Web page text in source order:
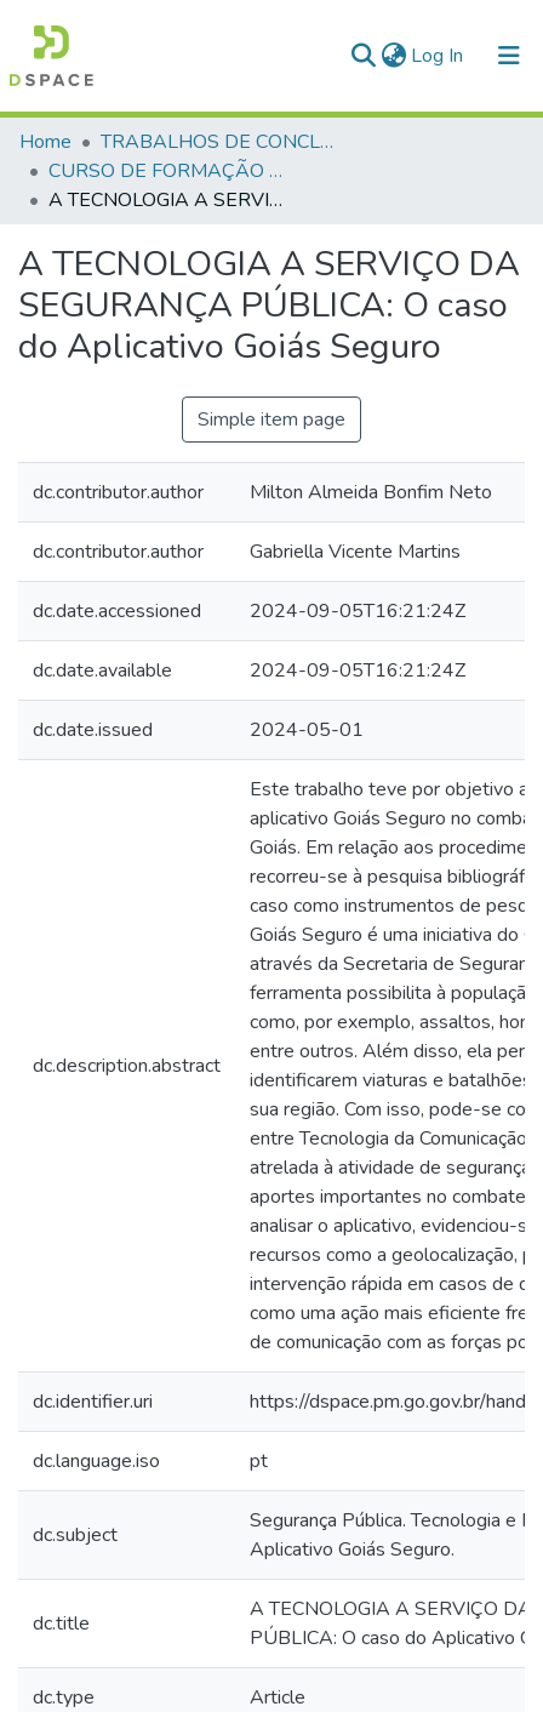
Log In (current)
Communities & Collections
All of DSpace
Home
TRABALHOS DE CONCLUSÃO DE CURSO - CFP (CURSO DE FORMAÇÃO DE PRAÇAS)
CURSO DE FORMAÇÃO DE PRAÇAS - CFP - 2024
A TECNOLOGIA A SERVIÇO DA SEGURANÇA PÚBLICA: O caso do Aplicativo Goiás Seguro
A TECNOLOGIA A SERVIÇO DA
SEGURANÇA PÚBLICA: O caso
do Aplicativo Goiás Seguro
Simple item page
dc.contributor.author Milton Almeida Bonfim Neto
dc.contributor.author Gabriella Vicente Martins
dc.date.accessioned 2024-09-05T16:21:24Z
dc.date.available 2024-09-05T16:21:24Z
dc.date.issued 2024-05-01
dc.description.abstract
Este trabalho teve por objetivo
aplicativo Goiás Seguro no
Goiás. Em relação aos
recorreu-se à pesquisa
caso como instrumentos de
Goiás Seguro é uma iniciativa do
através da Secretaria de
ferramenta possibilita à
como, por exemplo, assaltos,
entre outros. Além disso, ela
identificarem viaturas e batalhões
sua região. Com isso, pode-se
entre Tecnologia da Comunicação
atrelada à atividade de segurança
aportes importantes no combate
analisar o aplicativo, evidenciou-
recursos como a geolocalização,
intervenção rápida em casos de
como uma ação mais eficiente
de comunicação com as forças
dc.identifier.uri https://dspace.pm.go.gov.br/
dc.language.iso pt
dc.subject
Segurança Pública. Tecnologia e
Aplicativo Goiás Seguro.
dc.title
A TECNOLOGIA A SERVIÇO DA
PÚBLICA: O caso do Aplicativo
dc.type Article